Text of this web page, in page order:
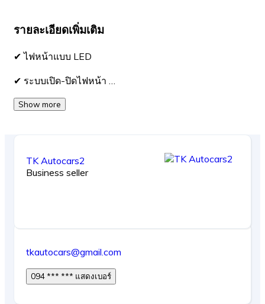
รายละเอียดเพิ่มเติม
✔ ไฟหน้าแบบ LED
✔ ระบบเปิด-ปิดไฟหน้า …
Show more
TK Autocars2
Business seller
tkautocars@gmail.com
094 *** *** แสดงเบอร์